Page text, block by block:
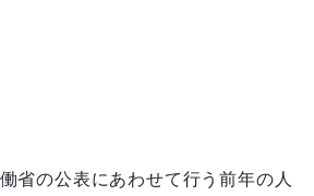
省の公表にあわせて行う前年の人